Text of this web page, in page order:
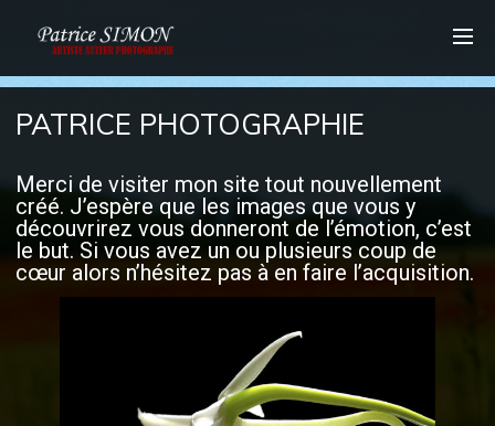
PATRICE PHOTOGRAPHIE
Merci de visiter mon site tout nouvellement
créé. J’espère que les images que vous y
découvrirez vous donneront de l’émotion, c’est
le but. Si vous avez un ou plusieurs coup de
cœur alors n’hésitez pas à en faire l’acquisition.